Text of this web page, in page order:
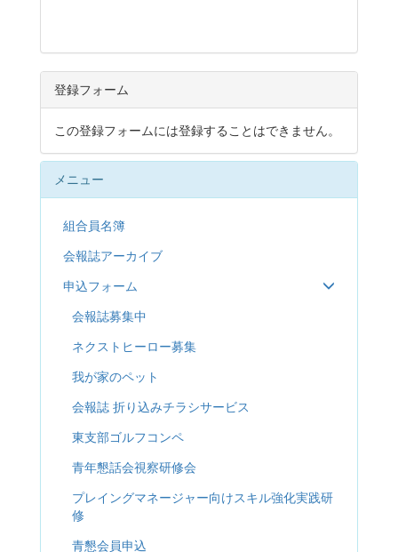
登録フォーム
この登録フォームには登録することはできません。
メニュー
組合員名簿
会報誌アーカイブ
申込フォーム
会報誌募集中
ネクストヒーロー募集
我が家のペット
会報誌 折り込みチラシサービス
東支部ゴルフコンペ
青年懇話会視察研修会
プレイングマネージャー向けスキル強化実践研
修
青懇会員申込